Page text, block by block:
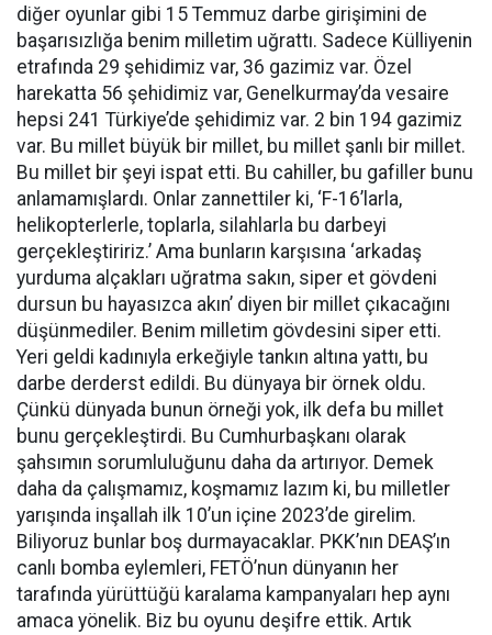
diğer oyunlar gibi 15 Temmuz darbe girişimini de
başarısızlığa benim milletim uğrattı. Sadece Külliyenin
etrafında 29 şehidimiz var, 36 gazimiz var. Özel
harekatta 56 şehidimiz var, Genelkurmay’da vesaire
hepsi 241 Türkiye’de şehidimiz var. 2 bin 194 gazimiz
var. Bu millet büyük bir millet, bu millet şanlı bir millet.
Bu millet bir şeyi ispat etti. Bu cahiller, bu gafiller bunu
anlamamışlardı. Onlar zannettiler ki, ‘F-16’larla,
helikopterlerle, toplarla, silahlarla bu darbeyi
gerçekleştiririz.’ Ama bunların karşısına ‘arkadaş
yurduma alçakları uğratma sakın, siper et gövdeni
dursun bu hayasızca akın’ diyen bir millet çıkacağını
düşünmediler. Benim milletim gövdesini siper etti.
Yeri geldi kadınıyla erkeğiyle tankın altına yattı, bu
darbe derderst edildi. Bu dünyaya bir örnek oldu.
Çünkü dünyada bunun örneği yok, ilk defa bu millet
bunu gerçekleştirdi. Bu Cumhurbaşkanı olarak
şahsımın sorumluluğunu daha da artırıyor. Demek
daha da çalışmamız, koşmamız lazım ki, bu milletler
yarışında inşallah ilk 10’un içine 2023’de girelim.
Biliyoruz bunlar boş durmayacaklar. PKK’nın DEAŞ’ın
canlı bomba eylemleri, FETÖ’nun dünyanın her
tarafında yürüttüğü karalama kampanyaları hep aynı
amaca yönelik. Biz bu oyunu deşifre ettik. Artık